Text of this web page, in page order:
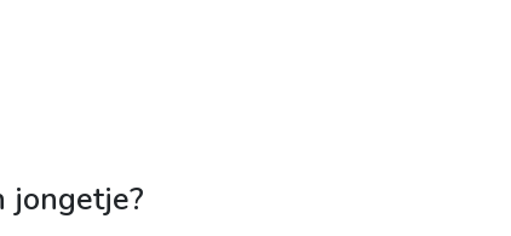
jongetje?